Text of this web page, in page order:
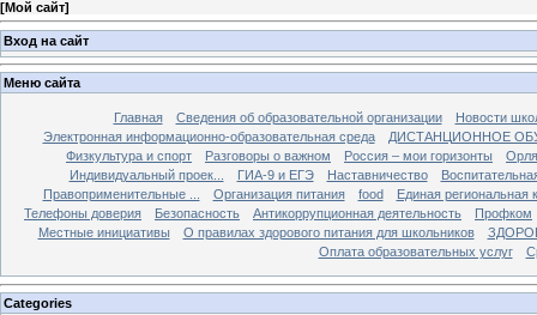
[Мой сайт]
Вход на сайт
Меню сайта
Главная Сведения об образовательной организации
Новости
Электронная информационно-образовательная среда
ДИСТАНЦИОННОЕ
Физкультура и спорт
Разговоры о важном Россия – мои горизонты
Индивидуальный проек...
ГИА-9 и ЕГЭ Наставничество
Правоприменительные ...
Организация питания food
Единая региональная
Телефоны доверия
Безопасность Антикоррупционная деятельность
Профком
Местные инициативы
О правилах здорового питания для школьников
Оплата образовательных услуг
Categories